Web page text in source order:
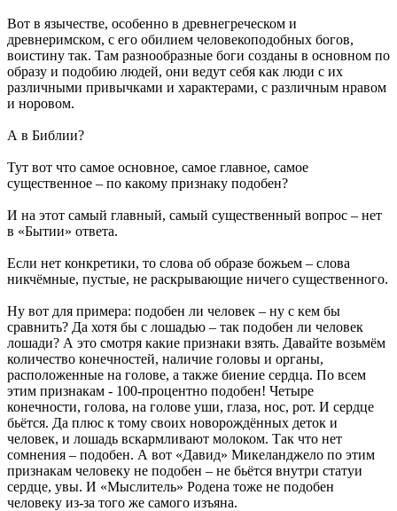
Вот в язычестве, особенно в древнегреческом и
древнеримском, с его обилием человекоподобных богов,
воистину так. Там разнообразные боги созданы в основном по
образу и подобию людей, они ведут себя как люди с их
различными привычками и характерами, с различным нравом
и норовом.
А в Библии?
Тут вот что самое основное, самое главное, самое
существенное – по какому признаку подобен?
И на этот самый главный, самый существенный вопрос – нет
в «Бытии» ответа.
Если нет конкретики, то слова об образе божьем – слова
никчёмные, пустые, не раскрывающие ничего существенного.
Ну вот для примера: подобен ли человек – ну с кем бы
сравнить? Да хотя бы с лошадью – так подобен ли человек
лошади? А это смотря какие признаки взять. Давайте возьмём
количество конечностей, наличие головы и органы,
расположенные на голове, а также биение сердца. По всем
этим признакам - 100-процентно подобен! Четыре
конечности, голова, на голове уши, глаза, нос, рот. И сердце
бьётся. Да плюс к тому своих новорождённых деток и
человек, и лошадь вскармливают молоком. Так что нет
сомнения – подобен. А вот «Давид» Микеланджело по этим
признакам человеку не подобен – не бьётся внутри статуи
сердце, увы. И «Мыслитель» Родена тоже не подобен
человеку из-за того же самого изъяна.